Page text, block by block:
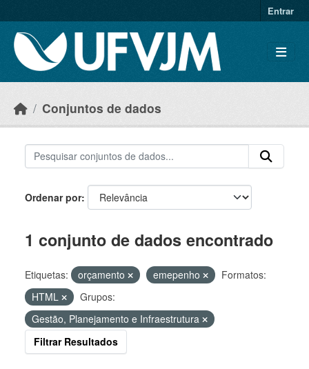
Entrar
Conjuntos de dados
Ordenar por
1 conjunto de dados encontrado
Etiquetas: orçamento emepenho
Formatos:
HTML
Grupos:
Gestão, Planejamento e Infraestrutura
Filtrar Resultados